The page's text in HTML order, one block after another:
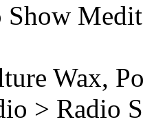
Show
Wax,
> Radio